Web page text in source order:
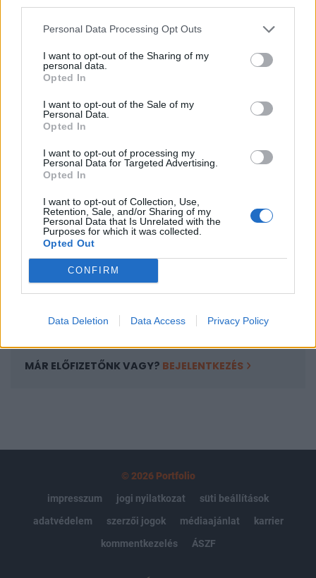
Personal Data Processing Opt Outs
I want to opt-out of the Sharing of my
personal data.
Opted In
I want to opt-out of the Sale of my
Personal Data.
Opted In
I want to opt-out of processing my
Personal Data for Targeted Advertising.
Opted In
I want to opt-out of Collection, Use,
Retention, Sale, and/or Sharing of my
Personal Data that Is Unrelated with the
Purposes for which it was collected.
Opted Out
CONFIRM
Data Deletion Data Access Privacy Policy
Investment Day 2026, ahol a piac vezető szakértőivel
keressük a választ a befektetőket leginkább foglalkoztató
következő évek nyertesei, mire számíthatunk a részvény-,
kötvény-, nyersanyag- és kriptopiacokon, és hogyan
A keresett cikk a portfolio.hu hírarchívumához
tartozik, melynek olvasása előfizetéses
regisztrációhoz kötött.
Az előfizetés a következőket tartalmazza:
Portfolio.hu teljes cikkarchívum
Kötéslisták: BÉT elmúlt 2 év napon belüli
MÁR ELŐFIZETŐNK VAGY? BEJELENTKEZÉS
© 2026 Portfolio
impresszum
jogi nyilatkozat
süti beállítások
adatvédelem
szerzői jogok médiaajánlat
karrier
kommentkezelés
ÁSZF